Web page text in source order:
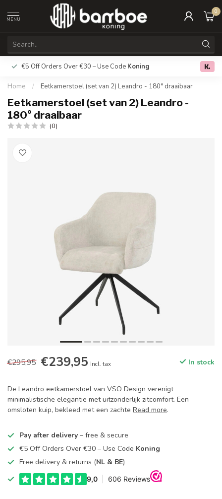
MENU
0
€5 Off Orders Over €30 – Use Code Koning Free
Home / Eetkamerstoel (set van 2) Leandro - 180° draaibaar
Eetkamerstoel (set van 2) Leandro -
180° draaibaar
(0)
€295,95 €239,95 Incl. tax In stock
De Leandro eetkamerstoel van VSO Design verenigt
minimalistische elegantie met uitzonderlijk zitcomfort. Een
omsloten kuip, bekleed met een zachte Read more.
Pay after delivery – free & secure
€5 Off Orders Over €30 – Use Code Koning
Free delivery & returns (NL & BE)